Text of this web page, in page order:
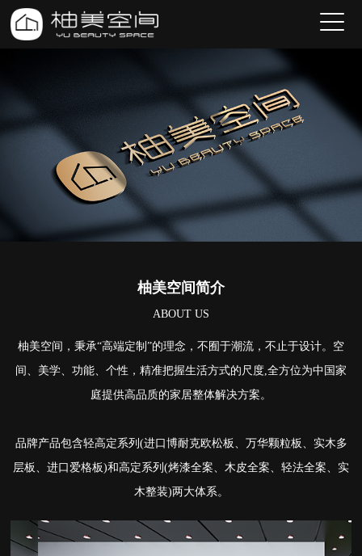
柚美空间简介
ABOUT US
柚美空间，秉承“高端定制”的理念，不囿于潮流，不止于设计。空
间、美学、功能、个性，精准把握生活方式的尺度,全方位为中国家
庭提供高品质的家居整体解决方案。
品牌产品包含轻高定系列(进口博耐克欧松板、万华颗粒板、实木多
层板、进口爱格板)和高定系列(烤漆全案、木皮全案、轻法全案、实
木整装)两大体系。